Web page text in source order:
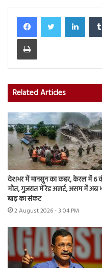
Print
Related Articles
देशभर में मानसून का कहर, केरल में 6
मौत, गुजरात में रेड अलर्ट, असम में अब
बाढ़ का संकट
2 August 2026 - 3:04 PM